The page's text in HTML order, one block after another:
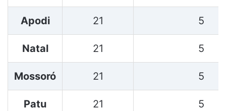
Apodi 21 5
Natal 21 5
Mossoró 21 5
Patu 21 5